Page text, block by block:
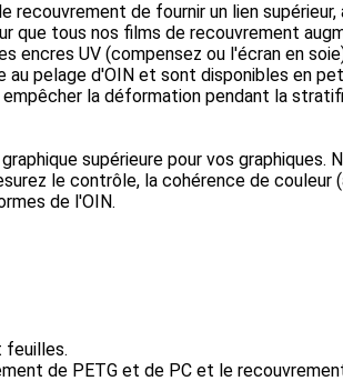
de fournir un lien supérieur,
que tous nos films de recouvrement
encres UV (compensez ou l'écran en
pelage d'OIN et sont disponibles en
la déformation pendant la
supérieure pour vos graphiques.
le contrôle, la cohérence de couleur
de l'OIN.
feuilles.
de PETG et de PC et le